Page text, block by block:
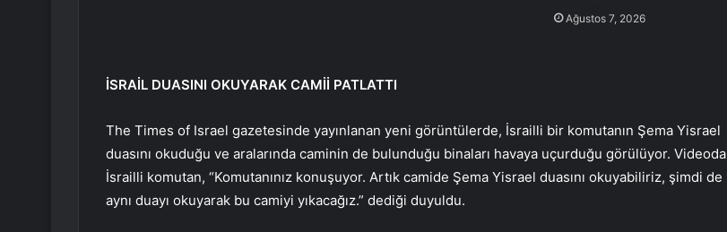
Ağustos 7, 2026
İSRAİL DUASINI OKUYARAK CAMİİ PATLATTI
The Times of Israel gazetesinde yayınlanan yeni görüntülerde, İsrailli bir komutanın Şema Yisrael
duasını okuduğu ve aralarında caminin de bulunduğu binaları havaya uçurduğu görülüyor. Videoda
İsrailli komutan, “Komutanınız konuşuyor. Artık camide Şema Yisrael duasını okuyabiliriz, şimdi de
aynı duayı okuyarak bu camiyi yıkacağız.” dediği duyuldu.